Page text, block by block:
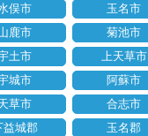
俣市
玉名市
鹿市
菊池市
土市
上天草市
城市
阿蘇市
草市
合志市
益城郡
玉名郡